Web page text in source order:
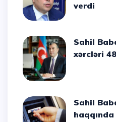
verdi
Sahil Babayev: Pensiya
xərcləri
Sahil Babayev pensiya